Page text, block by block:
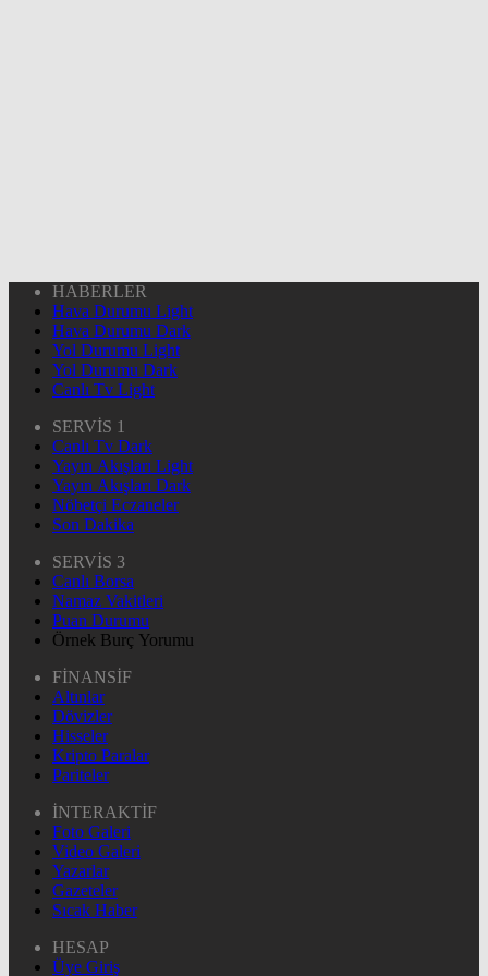
HABERLER
Hava Durumu Light
Hava Durumu Dark
Yol Durumu Light
Yol Durumu Dark
Canlı Tv Light
SERVİS 1
Canlı Tv Dark
Yayın Akışları Light
Yayın Akışları Dark
Nöbetçi Eczaneler
Son Dakika
SERVİS 3
Canlı Borsa
Namaz Vakitleri
Puan Durumu
Örnek Burç Yorumu
FİNANSİF
Altınlar
Dövizler
Hisseler
Kripto Paralar
Pariteler
İNTERAKTİF
Foto Galeri
Video Galeri
Yazarlar
Gazeteler
Sıcak Haber
HESAP
Üye Giriş